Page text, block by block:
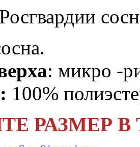
: микро -
100%
РАЗМЕР В